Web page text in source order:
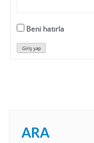
Beni hatırla
Giriş yap
ARA